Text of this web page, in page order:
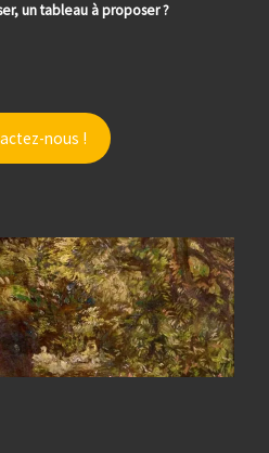
un tableau à proposer ?
nous !